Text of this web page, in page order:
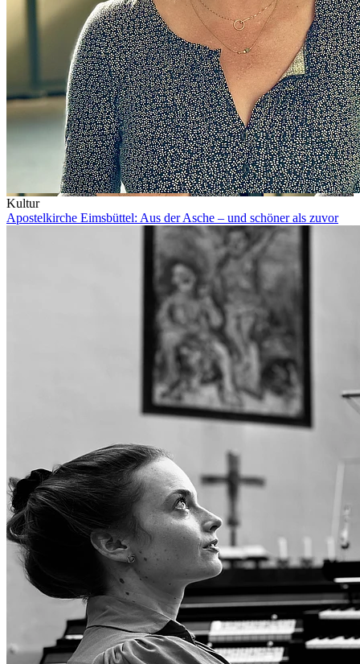
Kultur
Apostelkirche Eimsbüttel: Aus der Asche – und schöner als zuvor